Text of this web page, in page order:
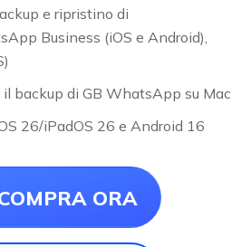
e ripristino di
Business (iOS e Android),
backup di GB WhatsApp su Mac
26/iPadOS 26 e Android 16
ORA